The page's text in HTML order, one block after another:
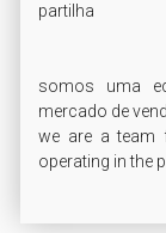
partilha
somos uma
mercado de
we are a team
operating in the